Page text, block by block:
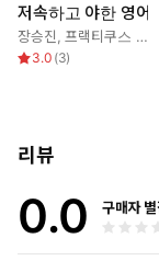
저속하고 야한 영어
장승진 프랙티쿠스 연구팀
3.0 (3)
리뷰
0.0 구매자 별